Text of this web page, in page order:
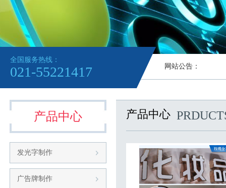
全国服务热线：
021-55221417 网站公告：
产品中心
发光字制作
广告牌制作
产品中心